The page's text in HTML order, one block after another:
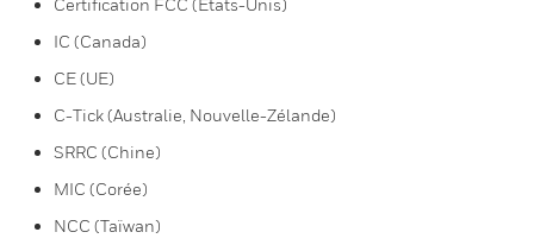
Certification FCC (États-Unis)
IC (Canada)
CE (UE)
C-Tick (Australie, Nouvelle-Zélande)
SRRC (Chine)
MIC (Corée)
NCC (Taïwan)